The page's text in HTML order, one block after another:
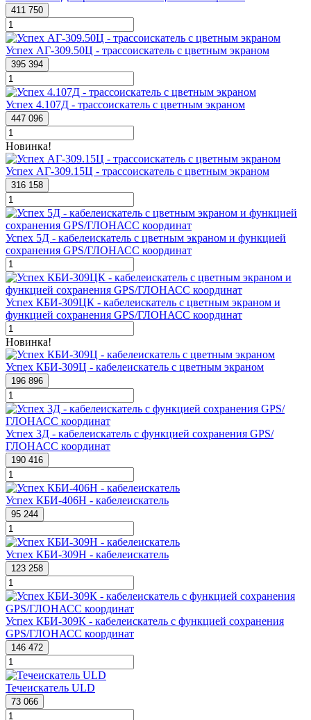
411 750
Успех АГ-309.50Ц - трассоискатель с цветным экраном
395 394
Успех 4.107Д - трассоискатель с цветным экраном
447 096
Новинка!
Успех АГ-309.15Ц - трассоискатель с цветным экраном
316 158
Успех 5Д - кабелеискатель с цветным экраном и функцией
сохранения GPS/ГЛОНАСС координат
Успех КБИ-309ЦК - кабелеискатель с цветным экраном и
функцией сохранения GPS/ГЛОНАСС координат
Новинка!
Успех КБИ-309Ц - кабелеискатель с цветным экраном
196 896
Успех 3Д - кабелеискатель с функцией сохранения GPS/
ГЛОНАСС координат
190 416
Успех КБИ-406Н - кабелеискатель
95 244
Успех КБИ-309Н - кабелеискатель
123 258
Успех КБИ-309К - кабелеискатель с функцией сохранения
GPS/ГЛОНАСС координат
146 472
Течеискатель ULD
73 066